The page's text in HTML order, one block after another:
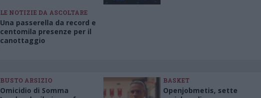
LE NOTIZIE DA ASCOLTARE
Una passerella da record e
centomila presenze per il
canottaggio
BUSTO ARSIZIO
Omicidio di Somma
BASKET
Openjobmetis, sette